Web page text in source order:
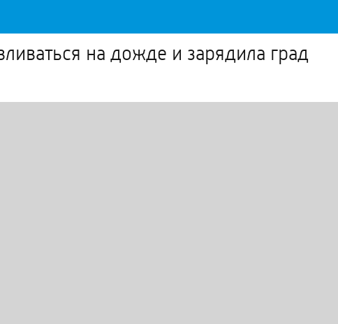
на дожде и зарядила град